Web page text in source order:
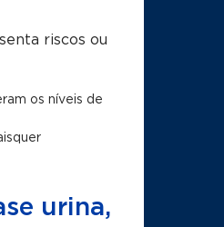
riscos ou
os níveis de
urina,